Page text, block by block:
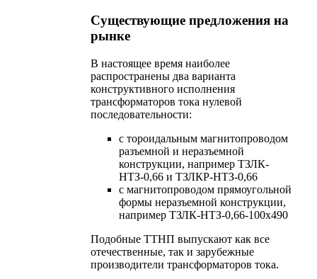
Существующие предложения на
рынке
В настоящее время наиболее
распространены два варианта
конструктивного исполнения
трансформаторов тока нулевой
последовательности:
с тороидальным магнитопроводом
разъемной и неразъемной
конструкции, например ТЗЛК-
НТЗ-0,66 и ТЗЛКР-НТЗ-0,66
с магнитопроводом прямоугольной
формы неразъемной конструкции,
например ТЗЛК-НТЗ-0,66-100х490
Подобные ТТНП выпускают как все
отечественные, так и зарубежные
производители трансформаторов тока.